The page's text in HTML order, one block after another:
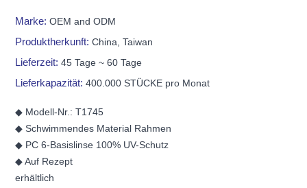
Marke:OEM and ODM
Produktherkunft:China, Taiwan
Lieferzeit:45 Tage ~ 60 Tage
Lieferkapazität:400.000 STÜCKE pro Monat
◆ Modell-Nr.: T1745
◆ Schwimmendes Material Rahmen
◆ PC 6-Basislinse 100% UV-Schutz
◆ Auf Rezept
erhältlich